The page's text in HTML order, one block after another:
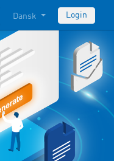
Dansk Login